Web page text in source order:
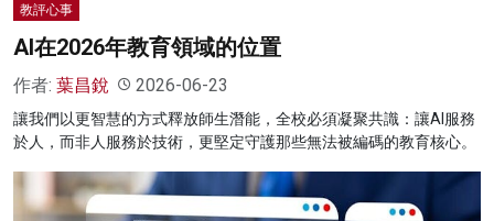
教評心事
AI在2026年教育領域的位置
作者: 葉昌銳 2026-06-23
讓我們以更智慧的方式釋放師生潛能，全校必須凝聚共識：讓AI服務
於人，而非人服務於技術，更堅定守護那些無法被編碼的教育核心。